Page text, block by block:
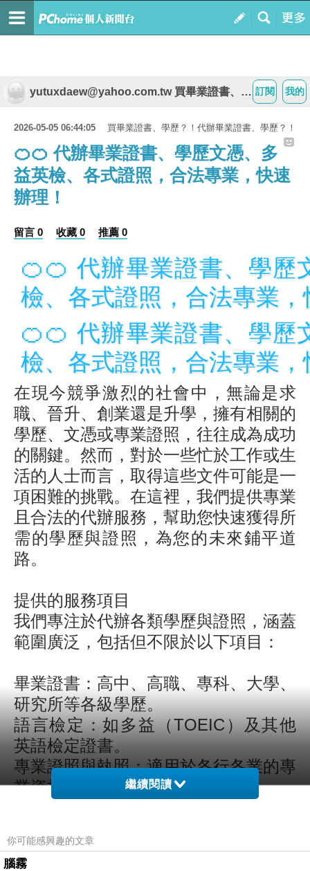
我的
訂閱
yutuxdaew@yahoo.com.tw 買畢業證書、學歷？！代辦畢業證書、學歷？！
2026-05-05 06:44:05 買畢業證書、學歷？！代辦畢業證書、學歷？！
🍊🍊 代辦畢業證書、學歷文憑、多
益英檢、各式證照，合法專業，快速
辦理！
留言 0 收藏 0 推薦 0
🍊🍊 代辦畢業證書、學歷
檢、各式證照，合法專業
🍊🍊 代辦畢業證書、學歷
檢、各式證照，合法專業
在現今競爭激烈的社會中，無論是求
職、晉升、創業還是升學，擁有相關的
學歷、文憑或專業證照，往往成為成功
的關鍵。然而，對於一些忙於工作或生
活的人士而言，取得這些文件可能是一
項困難的挑戰。在這裡，我們提供專業
且合法的代辦服務，幫助您快速獲得所
需的學歷與證照，為您的未來鋪平道
路。
提供的服務項目
我們專注於代辦各類學歷與證照，涵蓋
範圍廣泛，包括但不限於以下項目：
畢業證書：高中、高職、專科、大學、
研究所等各級學歷。
語言檢定：如多益（TOEIC）及其他
英語檢定證書。
專業證照與執照：適用於各行各業的專
業資格證明。
度，為您提供滿意的服務。
繼續閱讀
你可能感興趣的文章
腦霧